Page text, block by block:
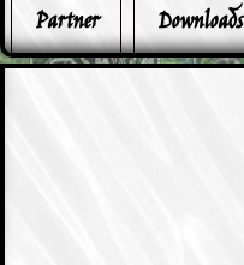
Partner
Downloads